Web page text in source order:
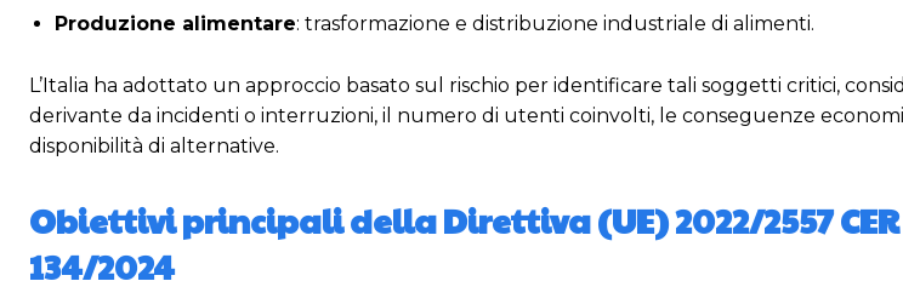
Produzione alimentare: trasformazione e distribuzione industriale di alimenti.
L’Italia ha adottato un approccio basato sul rischio per identificare tali soggetti critici,
derivante da incidenti o interruzioni, il numero di utenti coinvolti, le conseguenze
disponibilità di alternative.
Obiettivi principali della Direttiva (UE) 2022/2557
134/2024